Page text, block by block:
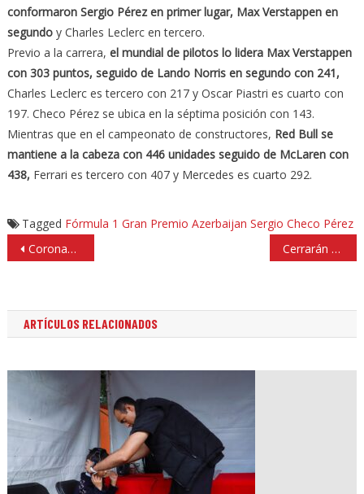
conformaron Sergio Pérez en primer lugar, Max Verstappen en
segundoy Charles Leclerc en tercero.
Previo a la carrera, el mundial de pilotos lo lidera Max Verstappen
con 303 puntos, seguido de Lando Norris en segundo con 241,
Charles Leclerc es tercero con 217 y Oscar Piastri es cuarto con
197. Checo Pérez se ubica en la séptima posición con 143.
Mientras que en el campeonato de constructores, Red Bull se
mantiene a la cabeza con 446 unidades seguido de McLaren con
438, Ferrari es tercero con 407 y Mercedes es cuarto 292.
Tagged Fórmula 1 Gran Premio Azerbaijan Sergio Checo Pérez
Navegación
de
Coronan a María Inés reina Fiestas Patrias de tercera edad en Tlalnepantla Cerrarán calles y desplegarán policía por Fiestas Patrias en Naucalpan
ARTÍCULOS RELACIONADOS